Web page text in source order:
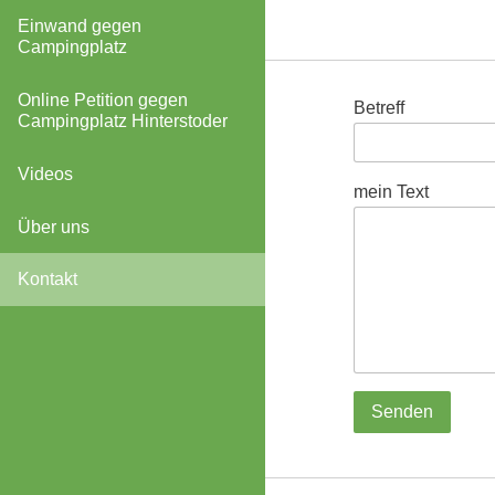
Einwand gegen
Campingplatz
Online Petition gegen
Campingplatz Hinterstoder
Videos
Über uns
Kontakt
Betreff
mein Text
Senden